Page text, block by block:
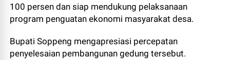
100 persen dan siap mendukung pelaksanaan
program penguatan ekonomi masyarakat desa.
Bupati Soppeng mengapresiasi percepatan
penyelesaian pembangunan gedung tersebut.